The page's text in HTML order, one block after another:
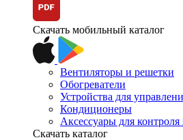
Скачать мобильный каталог
Вентиляторы и решетки
Обогреватели
Устройства для
Кондиционеры
Аксессуары для
Скачать каталог